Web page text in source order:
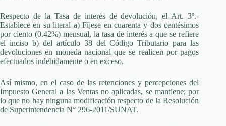
Respecto de la Tasa de interés de devolución, el Art. 3º.-
Establece en su literal a) Fíjese en cuarenta y dos centésimos
por ciento (0.42%) mensual, la tasa de interés a que se refiere
el inciso b) del artículo 38 del Código Tributario para las
devoluciones en moneda nacional que se realicen por pagos
efectuados indebidamente o en exceso.
Así mismo, en el caso de las retenciones y percepciones del
Impuesto General a las Ventas no aplicadas, se mantiene; por
lo que no hay ninguna modificación respecto de la Resolución
de Superintendencia N° 296-2011/SUNAT.